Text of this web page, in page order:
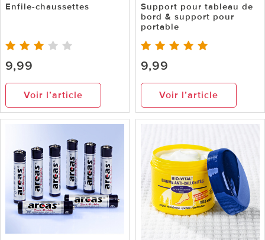
Enfile-chaussettes
9,99
Voir l’article
Support pour tableau de
bord & support pour
portable
9,99
Voir l’article